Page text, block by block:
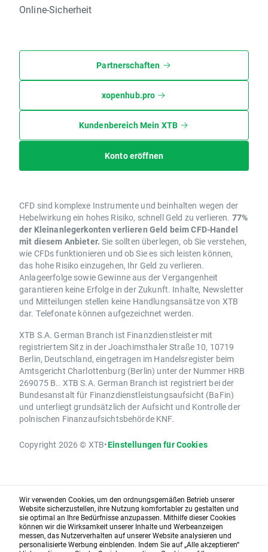
Online-Sicherheit
Partnerschaften
xopenhub.pro
Kundenbereich Mein XTB
Konto eröffnen
CFD sind komplexe Instrumente und beinhalten wegen der
Hebelwirkung ein hohes Risiko, schnell Geld zu verlieren. 77%
der Kleinanlegerkonten verlieren Geld beim CFD-Handel
mit diesem Anbieter. Sie sollten überlegen, ob Sie verstehen,
wie CFDs funktionieren und ob Sie es sich leisten können,
das hohe Risiko einzugehen, Ihr Geld zu verlieren.
Anlageerfolge sowie Gewinne aus der Vergangenheit
garantieren keine Erfolge in der Zukunft. Inhalte, Newsletter
und Mitteilungen stellen keine Handlungsansätze von XTB
dar. Telefonate können aufgezeichnet werden.
XTB S.A. German Branch ist Finanzdienstleister mit
registriertem Sitz in der Joachimsthaler Straße 10, 10719
Berlin, Deutschland, eingetragen im Handelsregister beim
Amtsgericht Charlottenburg (Berlin) unter der Nummer HRB
269075 B.. XTB S.A. German Branch ist registriert bei der
Bundesanstalt für Finanzdienstleistungsaufsicht (BaFin)
und unterliegt grundsätzlich der Aufsicht und Kontrolle der
polnischen Finanzaufsichtsbehörde KNF.
Copyright 2026 © XTB•Einstellungen für Cookies
Wir verwenden Cookies, um den ordnungsgemäßen Betrieb unserer
Website sicherzustellen, ihre Nutzung komfortabler zu gestalten und
sie optimal an Ihre Bedürfnisse anzupassen. Mithilfe dieser Cookies
können wir die Wirksamkeit unserer Inhalte und Werbeanzeigen
messen, das Nutzerverhalten auf unserer Website analysieren und
personalisierte Werbung einblenden. Indem Sie auf „Alle akzeptieren“